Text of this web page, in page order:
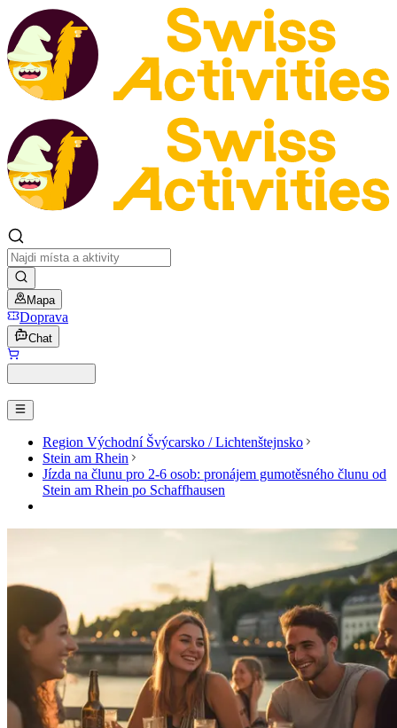
Mapa
Doprava
Chat
Region Východní Švýcarsko / Lichtenštejnsko
Stein am Rhein
Jízda na člunu pro 2-6 osob: pronájem gumotěsného člunu od
Stein am Rhein po Schaffhausen